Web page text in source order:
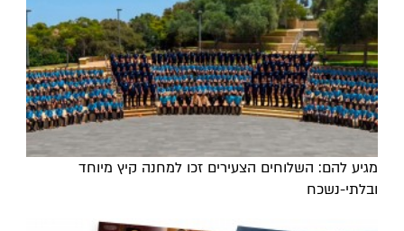
מגיע להם: השלוחים הצעירים זכו למחנה קיץ מיוחד
ובלתי-נשכח